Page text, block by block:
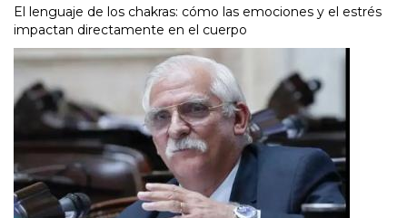
El lenguaje de los chakras: cómo las emociones y el estrés
impactan directamente en el cuerpo